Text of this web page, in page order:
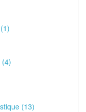
(4)
(13)